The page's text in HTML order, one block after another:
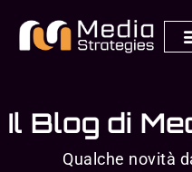
Il Blog di
Qualche novità